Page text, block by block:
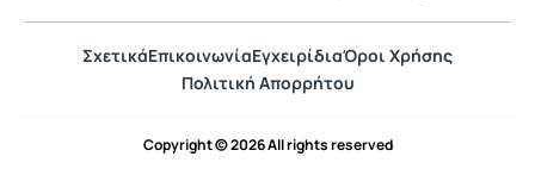
ΣχετικάΕπικοινωνίαΕγχειρίδιαΌροι Χρήσης
Πολιτική Απορρήτου
Copyright © 2026 All rights reserved